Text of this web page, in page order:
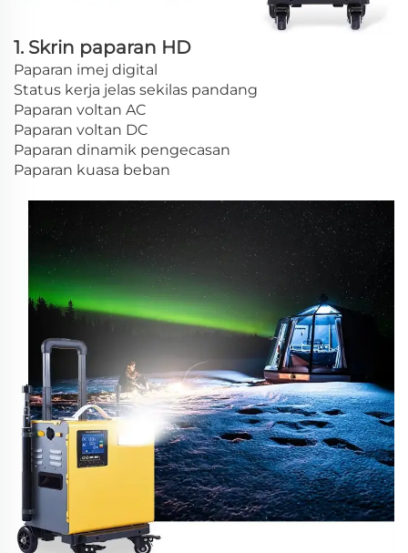
1. Skrin paparan HD
Paparan imej digital
Status kerja jelas sekilas pandang
Paparan voltan AC
Paparan voltan DC
Paparan dinamik pengecasan
Paparan kuasa beban